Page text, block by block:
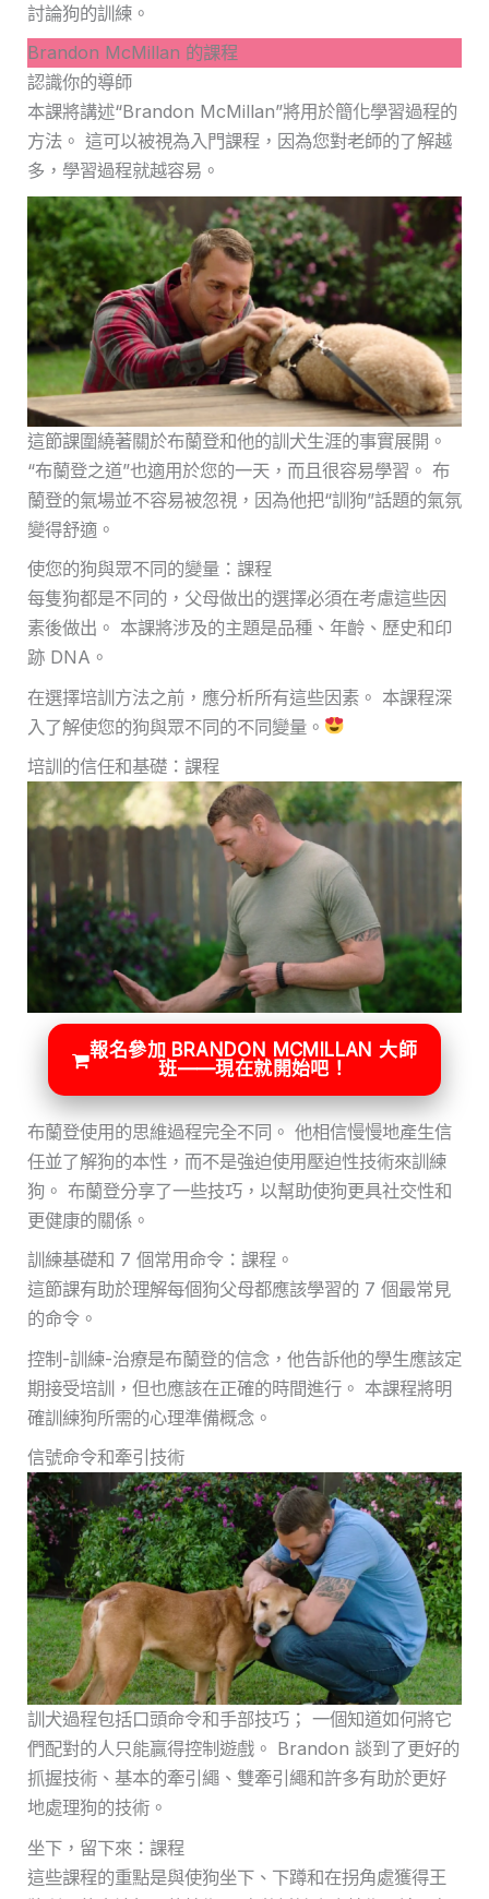
討論狗的訓練。
Brandon McMillan 的課程
認識你的導師
本課將講述“Brandon McMillan”將用於簡化學習過程的
方法。 這可以被視為入門課程，因為您對老師的了解越
多，學習過程就越容易。
這節課圍繞著關於布蘭登和他的訓犬生涯的事實展開。
“布蘭登之道”也適用於您的一天，而且很容易學習。 布
蘭登的氣場並不容易被忽視，因為他把“訓狗”話題的氣氛
變得舒適。
使您的狗與眾不同的變量：課程
每隻狗都是不同的，父母做出的選擇必須在考慮這些因
素後做出。 本課將涉及的主題是品種、年齡、歷史和印
跡 DNA。
在選擇培訓方法之前，應分析所有這些因素。 本課程深
入了解使您的狗與眾不同的不同變量。
培訓的信任和基礎：課程
報名參加 BRANDON MCMILLAN 大師
班——現在就開始吧！
布蘭登使用的思維過程完全不同。 他相信慢慢地產生信
任並了解狗的本性，而不是強迫使用壓迫性技術來訓練
狗。 布蘭登分享了一些技巧，以幫助使狗更具社交性和
更健康的關係。
訓練基礎和 7 個常用命令：課程。
這節課有助於理解每個狗父母都應該學習的 7 個最常見
的命令。
控制-訓練-治療是布蘭登的信念，他告訴他的學生應該定
期接受培訓，但也應該在正確的時間進行。 本課程將明
確訓練狗所需的心理準備概念。
信號命令和牽引技術
訓犬過程包括口頭命令和手部技巧； 一個知道如何將它
們配對的人只能贏得控制遊戲。 Brandon 談到了更好的
抓握技術、基本的牽引繩、雙牽引繩和許多有助於更好
地處理狗的技術。
坐下，留下來：課程
這些課程的重點是與使狗坐下、下蹲和在拐角處獲得王